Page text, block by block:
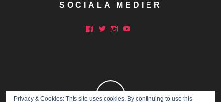
SOCIALA MEDIER
Facebook
Twitter
Instagram
Privacy & Cookies: This site uses cookies. By continuing to use this